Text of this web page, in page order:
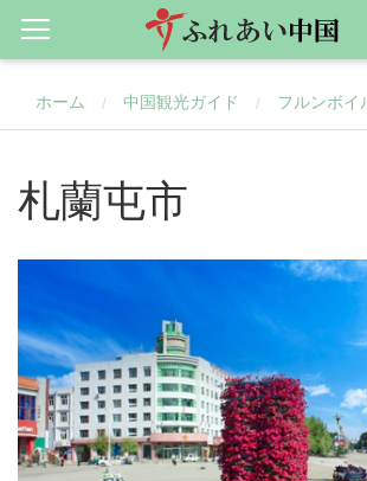
ホーム / 中国観光ガイド / フルンボイ
札蘭屯市